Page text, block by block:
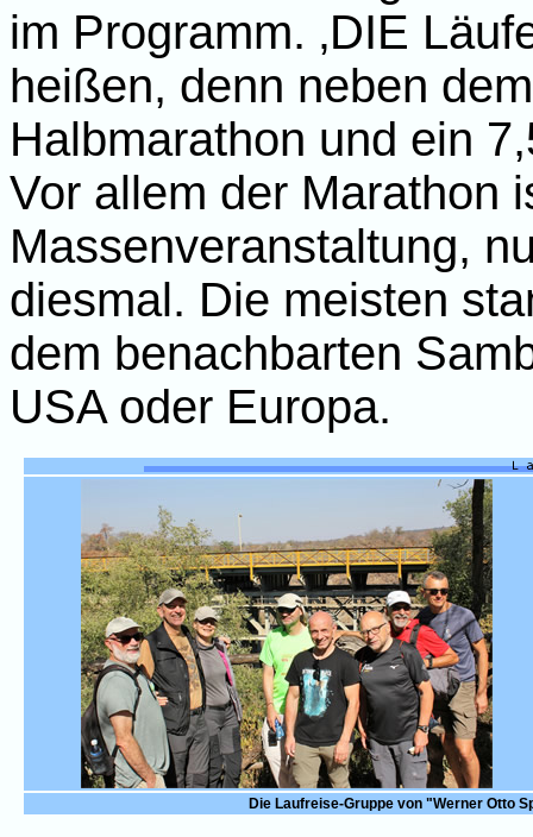
im Programm. ‚DIE
heißen, denn neben
Halbmarathon und ein
Vor allem der Marathon
Massenveranstaltung,
diesmal. Die meisten
dem benachbarten
USA oder Europa.
Die Laufreise-Gruppe von "Werner Otto